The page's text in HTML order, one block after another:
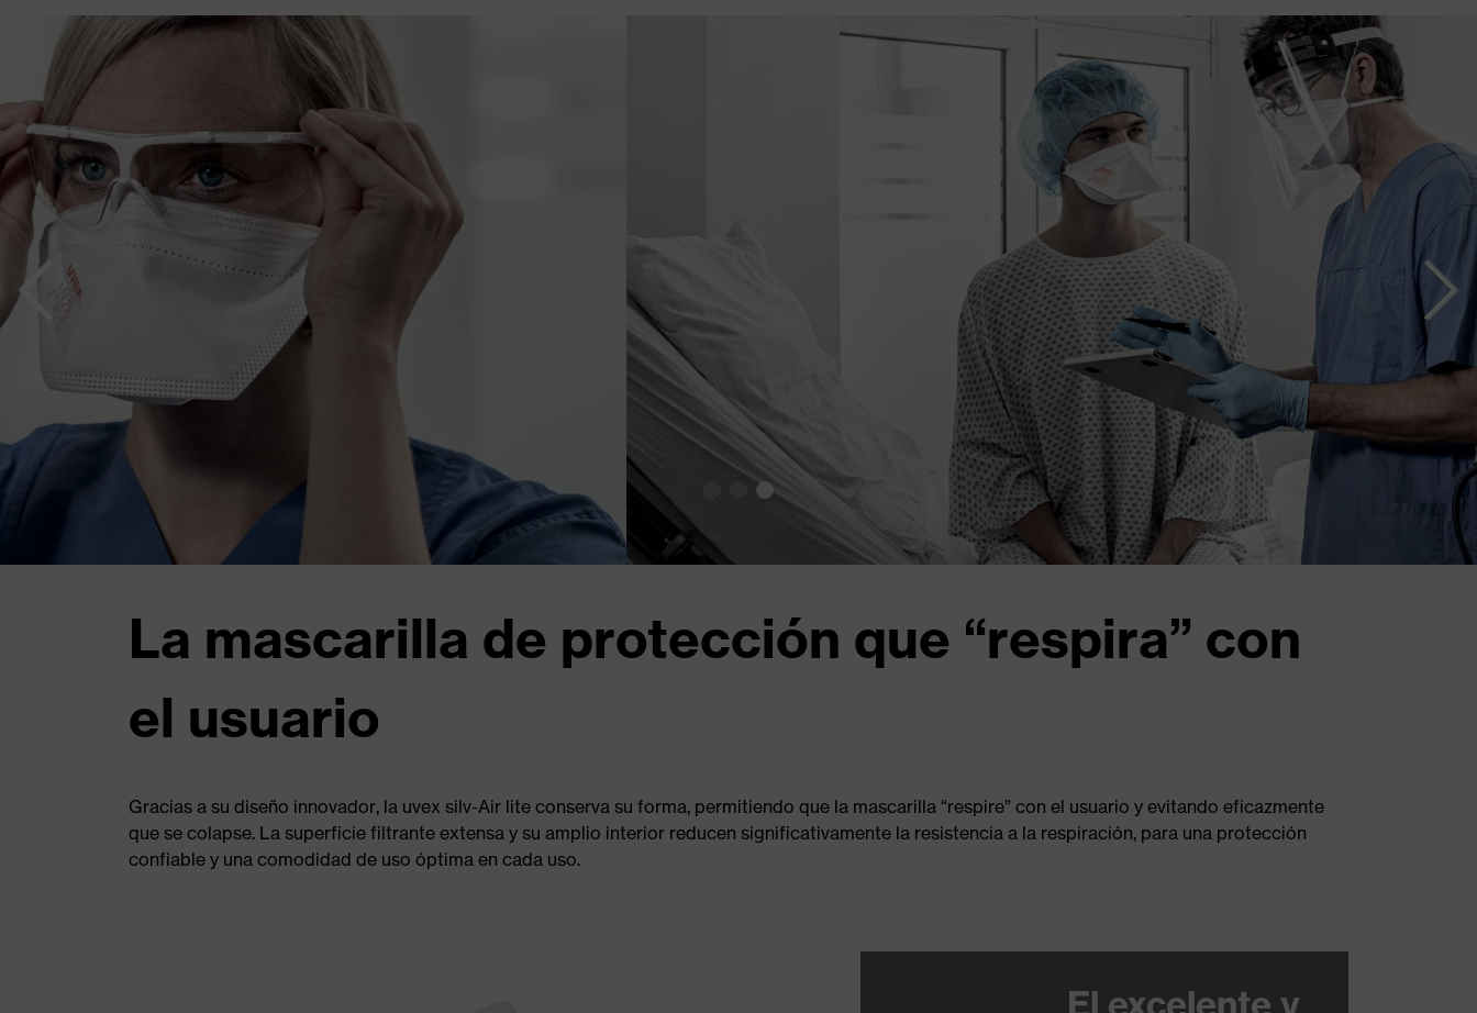
La mascarilla de protección que “respira” con
el usuario
Gracias a su diseño innovador, la uvex silv-Air lite conserva su forma, permitiendo que la mascarilla “respire” con el usuario y evitando eficazmente
que se colapse. La superficie filtrante extensa y su amplio interior reducen significativamente la resistencia a la respiración, para una protección
confiable y una comodidad de uso óptima en cada uso.
El excelente y